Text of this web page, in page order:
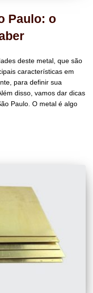
Paulo: o
deste metal, que são
características em
para definir sua
disso, vamos dar dicas
Paulo. O metal é algo